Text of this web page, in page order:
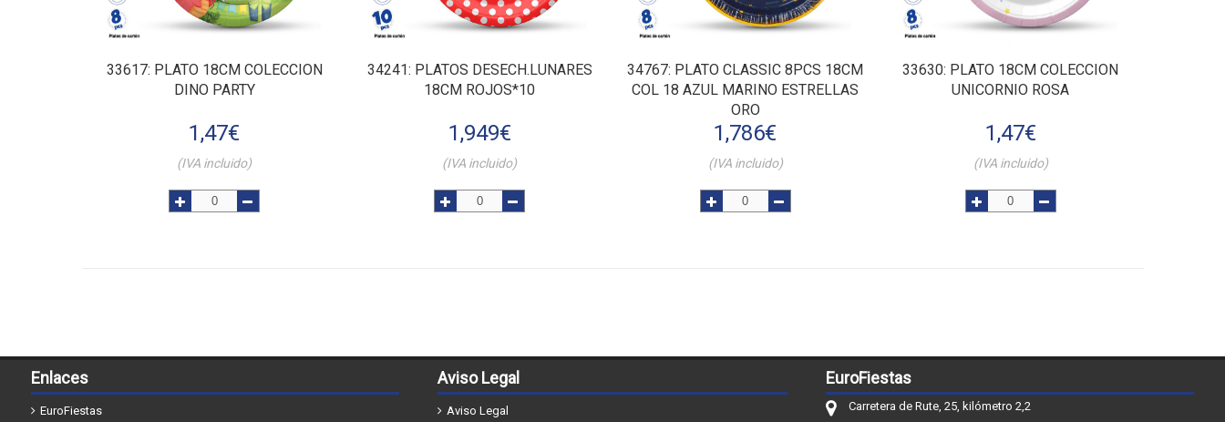
33617: PLATO 18CM COLECCION
DINO PARTY
1,47€
(IVA incluido)
34241: PLATOS DESECH.LUNARES
18CM ROJOS*10
1,949€
(IVA incluido)
34767: PLATO CLASSIC 8PCS 18CM
COL 18 AZUL MARINO ESTRELLAS
ORO
1,786€
(IVA incluido)
33630: PLATO 18CM COLECCION
UNICORNIO ROSA
1,47€
(IVA incluido)
Enlaces
EuroFiestas
Aviso Legal
Aviso Legal
EuroFiestas
Carretera de Rute, 25, kilómetro 2,2